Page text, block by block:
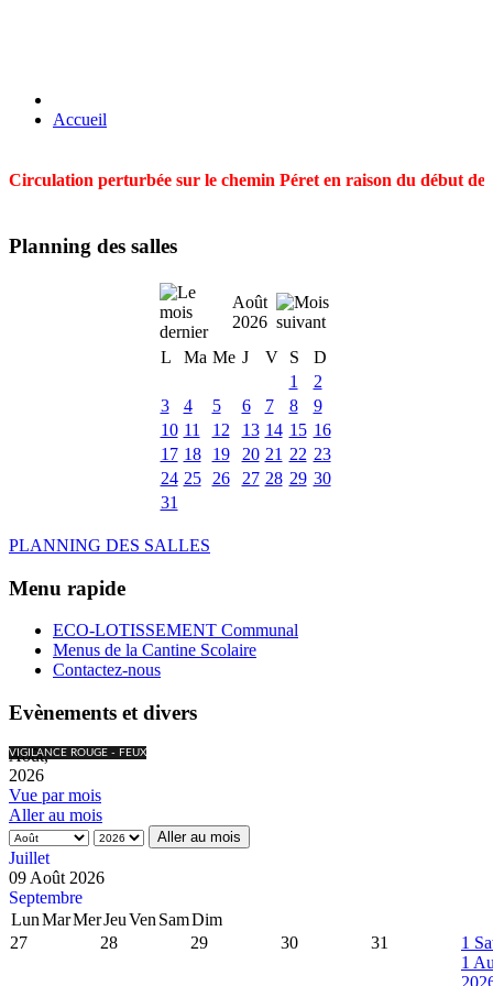
Accueil
Circulation perturbée sur le chemin Péret en raison du début
Planning des salles
Août
2026
L
Ma Me J V S
D
1
2
3
4 5 6 7 8
9
10 11 12 13 14 15 16
17 18 19 20 21 22 23
24 25 26 27 28 29 30
31
PLANNING DES SALLES
Menu rapide
ECO-LOTISSEMENT Communal
Menus de la Cantine Scolaire
Contactez-nous
Evènements et divers
VIGILANCE ROUGE - FEUX
Août,
2026
Vue par mois
Aller au mois
Aller au mois
Juillet
09 Août 2026
Septembre
LunMarMerJeuVen SamDim
27
28 29 30 31 1
1